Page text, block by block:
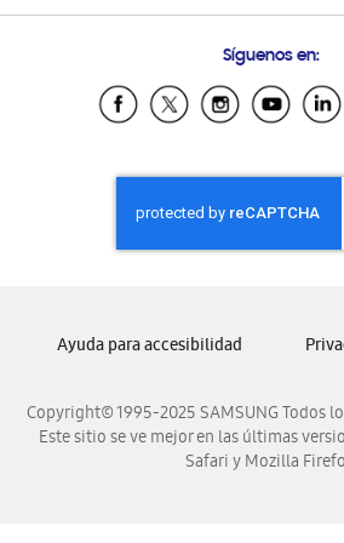
Samsung Ecuador
Samsung El
Samsung
Samsung Nicaragua
Samsung Panamá
Samsung
Síguenos en:
Copyright© 1995-2025 SAMSUNG Todos
Este sitio se ve mejor en las últimas
Safari y Mozilla
Ayuda para accesibilidad